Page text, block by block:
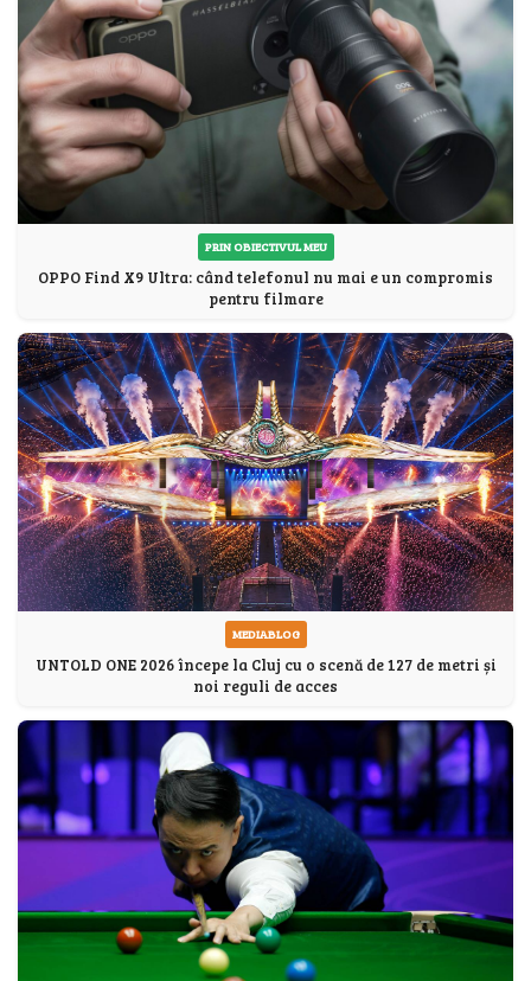
PRIN OBIECTIVUL MEU
OPPO Find X9 Ultra: când telefonul nu mai e un compromis
pentru filmare
MEDIABLOG
UNTOLD ONE 2026 începe la Cluj cu o scenă de 127 de metri și
noi reguli de acces